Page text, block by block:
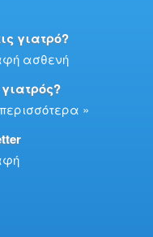
γιατρό?
ασθενή
»